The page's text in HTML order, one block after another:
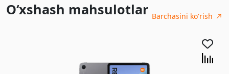
O‘xshash mahsulotlar Barchasini ko'rish